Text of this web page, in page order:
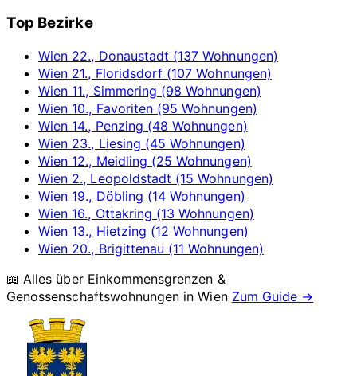
Top Bezirke
Wien 22., Donaustadt (137 Wohnungen)
Wien 21., Floridsdorf (107 Wohnungen)
Wien 11., Simmering (98 Wohnungen)
Wien 10., Favoriten (95 Wohnungen)
Wien 14., Penzing (48 Wohnungen)
Wien 23., Liesing (45 Wohnungen)
Wien 12., Meidling (25 Wohnungen)
Wien 2., Leopoldstadt (15 Wohnungen)
Wien 19., Döbling (14 Wohnungen)
Wien 16., Ottakring (13 Wohnungen)
Wien 13., Hietzing (12 Wohnungen)
Wien 20., Brigittenau (11 Wohnungen)
📖 Alles über Einkommensgrenzen &
Genossenschaftswohnungen inWien Zum Guide →